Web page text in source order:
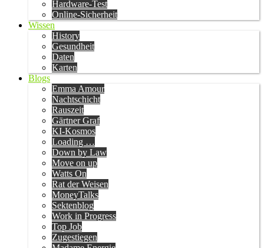
Hardware-Test
Online-Sicherheit
Wissen
History
Gesundheit
Daten
Karten
Blogs
Emma Amour
Nachtschicht
Rauszeit
Gärtner Graf
KI-Kosmos
Loading …
Down by Law
Move on up
Watts On
Rat der Weisen
MoneyTalks
Sektenblog
Work in Progress
Top Job
Zugestiegen